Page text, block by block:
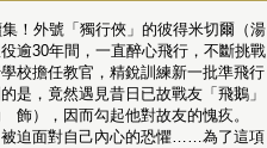
！外號「獨行俠」的彼得米切爾（湯
逾30年間，一直醉心飛行，不斷挑戰
校擔任教官，精銳訓練新一批準飛行
是，竟然遇見昔日已故戰友「飛鵝」
），因而勾起他對故友的愧疚。
被迫面對自己內心的恐懼……為了這項